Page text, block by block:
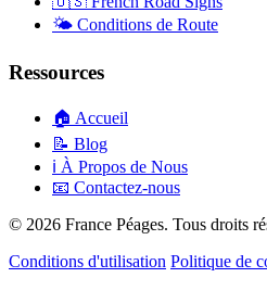
🌤️ Conditions de Route
Ressources
🏠 Accueil
📝 Blog
ℹ️ À Propos de Nous
📧 Contactez-nous
© 2026 France Péages. Tous droits
Conditions d'utilisation Politique de